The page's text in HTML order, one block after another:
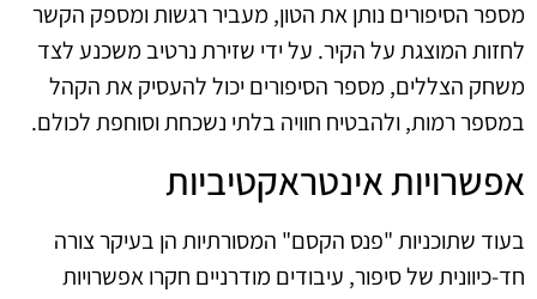
מספר הסיפורים נותן את הטון, מעביר רגשות ומספק הקשר
לחזות המוצגת על הקיר. על ידי שזירת נרטיב משכנע לצד
משחק הצללים, מספר הסיפורים יכול להעסיק את הקהל
במספר רמות, ולהבטיח חוויה בלתי נשכחת וסוחפת לכולם.
אפשרויות אינטראקטיביות
בעוד שתוכניות "פנס הקסם" המסורתיות הן בעיקר צורה
חד-כיוונית של סיפור, עיבודים מודרניים חקרו אפשרויות